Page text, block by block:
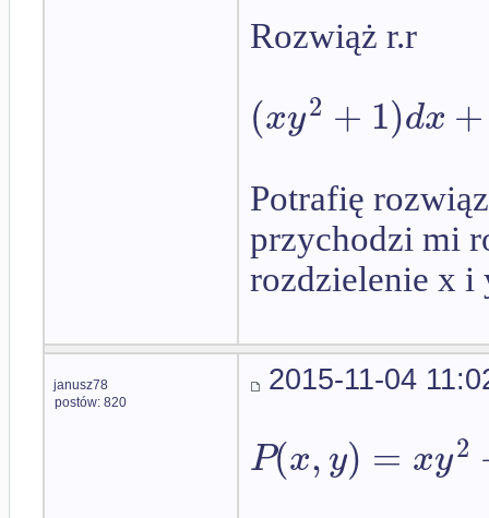
Rozwiąż r.r
(xy2 + 1)dx +
Potrafię
przychodzi mi
rozdzielenie x i
janusz78
postów: 820
2015-11-04
P(x,y) = xy2